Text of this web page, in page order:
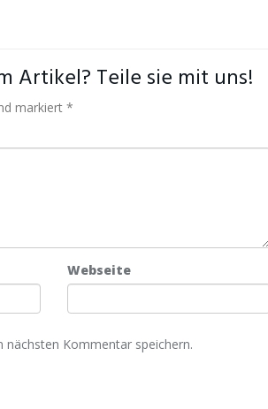
Artikel? Teile sie mit uns!
markiert *
Webseite
Kommentar speichern.